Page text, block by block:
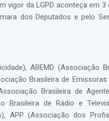
vigor da LGPD aconteça em 3
dos Deputados e pelo
ABEMD (Associação
Brasileira de Emissoras
Brasileira de
Brasileira de Rádio e
APP (Associação dos